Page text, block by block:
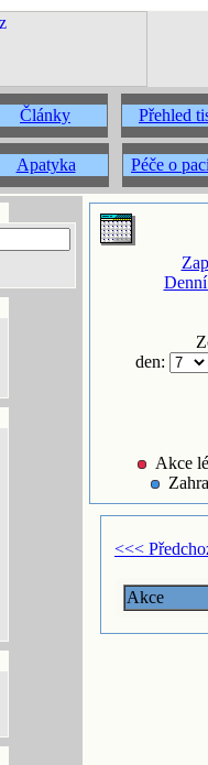
Články Přehled
Apatyka Péče o
den:
Akce
<<<
Akce